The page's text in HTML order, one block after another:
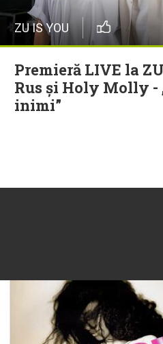
ZU IS YOU
Premieră LIVE la
Rus și Holy Molly -
inimi”